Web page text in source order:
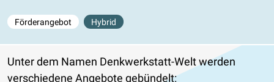
Förderangebot Hybrid
Unter dem Namen Denkwerkstatt-Welt werden
verschiedene Angebote gebündelt: